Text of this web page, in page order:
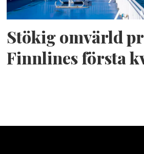
Stökig omvärld
Finnlines första